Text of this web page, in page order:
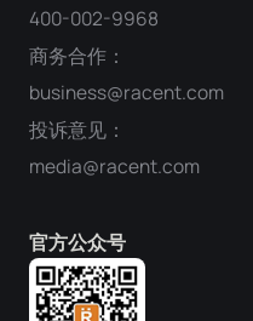
400-002-9968
商务合作：
business@racent.com
投诉意见：
media@racent.com
官方公众号